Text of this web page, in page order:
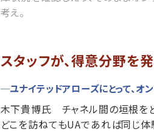
考え。
スタッフが、得意分野を
─ユナイテッドアローズにとって、オ
木下貴博氏 チャネル間の垣根をど
どこを訪ねてもUAであれば同じ体